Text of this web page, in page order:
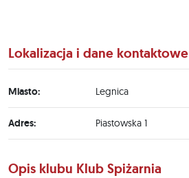
Lokalizacja i dane kontaktowe
Miasto: Legnica
Adres: Piastowska 1
Opis klubu Klub Spiżarnia